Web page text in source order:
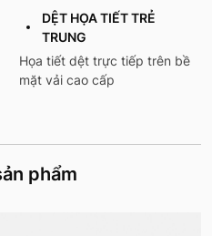
DỆT HỌA TIẾT TRẺ
TRUNG
Họa tiết dệt trực tiếp trên bề
mặt vải cao cấp
phẩm